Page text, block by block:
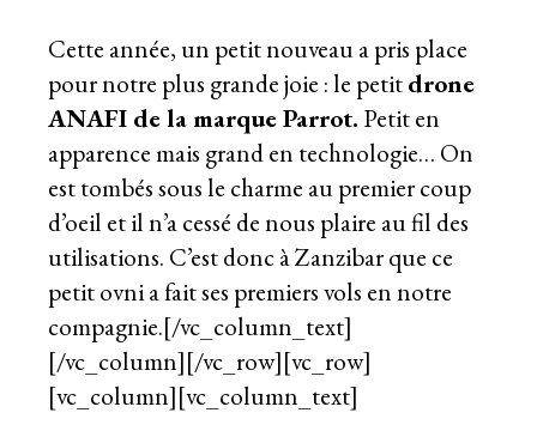
Cette année, un petit nouveau a pris place
pour notre plus grande joie : le petitdrone
ANAFI de la marque Parrot. Petit en
apparence mais grand en technologie… On
est tombés sous le charme au premier coup
d’oeil et il n’a cessé de nous plaire au fil des
utilisations. C’est donc à Zanzibar que ce
petit ovni a fait ses premiers vols en notre
compagnie.[/vc_column_text]
[/vc_column][/vc_row][vc_row]
[vc_column][vc_column_text]